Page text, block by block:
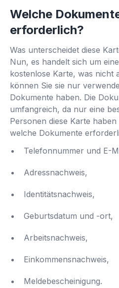
Welche
erforderlich?
Was unterscheidet diese
Nun, es handelt sich um
kostenlose Karte, was nicht
können Sie sie nur
Dokumente haben. Die
umfangreich, da nur eine
Personen diese Karte
welche Dokumente
Telefonnummer und E-
Adressnachweis,
Identitätsnachweis,
Geburtsdatum und -ort,
Arbeitsnachweis,
Einkommensnachweis,
Meldebescheinigung.